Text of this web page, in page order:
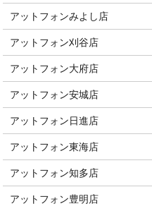
アットフォンみよし店
アットフォン刈谷店
アットフォン大府店
アットフォン安城店
アットフォン日進店
アットフォン東海店
アットフォン知多店
アットフォン豊明店